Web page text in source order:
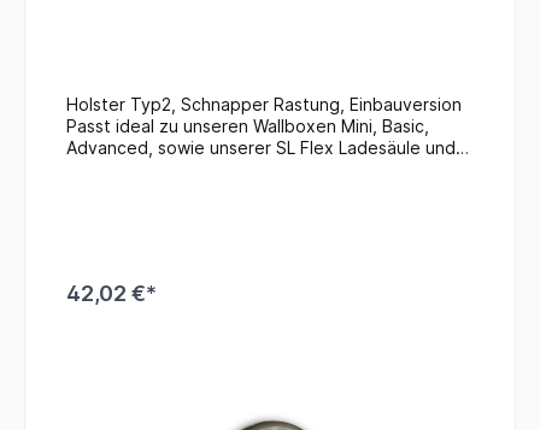
Holster Typ2, Schnapper Rastung, Einbauversion
Passt ideal zu unseren Wallboxen Mini, Basic,
Advanced, sowie unserer SL Flex Ladesäule und
42,02 €*